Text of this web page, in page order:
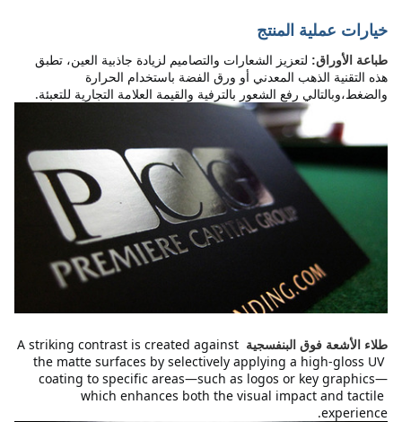
خيارات عملية المنتج
طباعة الأوراق:
والضغط،وبالتالي رفع الشعور بالترفية والقيمة العلامة التجارية للتعبئة.
طلاء الأشعة فوق البنفسجية A striking contrast is created against
the matte surfaces by selectively applying a high-gloss UV
coating to specific areas—such as logos or key graphics—
which enhances both the visual impact and tactile
experience.